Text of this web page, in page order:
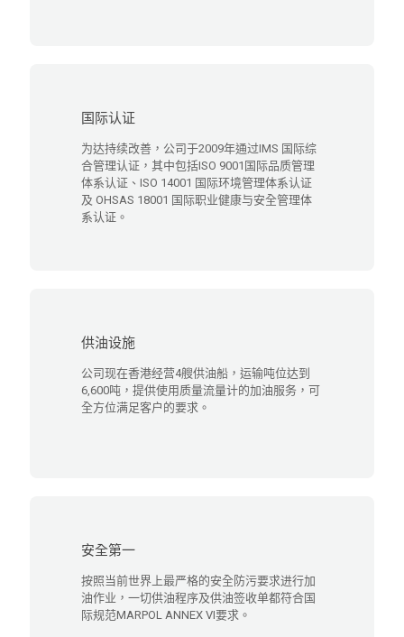
国际认证
为达持续改善，公司于2009年通过IMS 国际综
合管理认证，其中包括ISO 9001国际品质管理
体系认证、ISO 14001 国际环境管理体系认证
及 OHSAS 18001 国际职业健康与安全管理体
系认证。
供油设施
公司现在香港经营4艘供油船，运输吨位达到
6,600吨，提供使用质量流量计的加油服务，可
全方位满足客户的要求。
安全第一
按照当前世界上最严格的安全防污要求进行加
油作业，一切供油程序及供油签收单都符合国
际规范MARPOL ANNEX VI要求。